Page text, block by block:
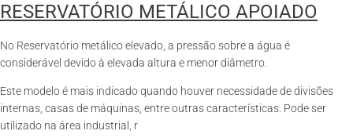
RESERVATÓRIO METÁLICO APOIADO
No Reservatório metálico elevado, a pressão sobre a água é
considerável devido à elevada altura e menor diâmetro.
Este modelo é mais indicado quando houver necessidade de divisões
internas, casas de máquinas, entre outras características. Pode ser
utilizado na área industrial, r